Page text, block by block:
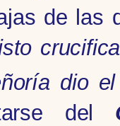
de las
dio
del